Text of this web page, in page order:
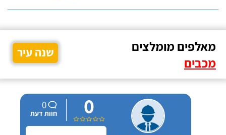
מאלפים מומלצים
מכבים
שנה עיר
0
0
חוות דעת